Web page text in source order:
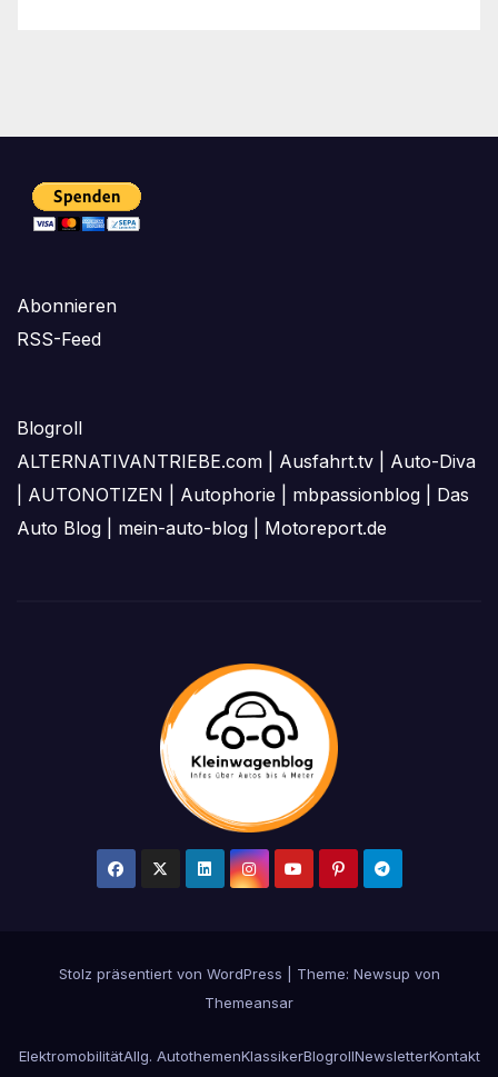
Abonnieren
RSS-Feed
Blogroll
ALTERNATIVANTRIEBE.com
Ausfahrt.tv
Auto-Diva
AUTONOTIZEN Autophorie mbpassionblog
Das
Auto Blog
mein-auto-blog Motoreport.de
Stolz präsentiert von WordPress
Theme: Newsup von
Themeansar
ElektromobilitätAllg. AutothemenKlassikerBlogrollNewsletterKontakt